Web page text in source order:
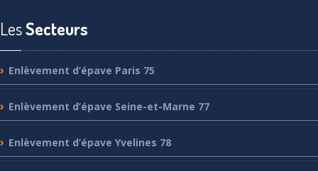
LesSecteurs
Enlèvement d’épave Paris 75
Enlèvement d’épave Seine-et-Marne 77
Enlèvement d’épave Yvelines 78